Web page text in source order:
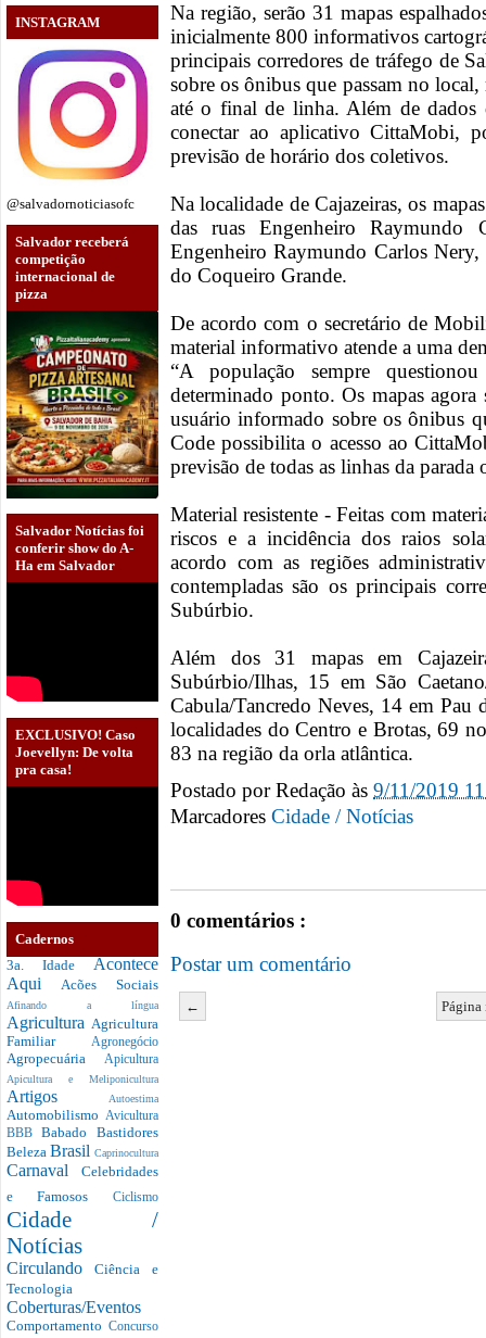
INSTAGRAM
@salvadornoticiasofc
Salvador receberá
competição
internacional de
pizza
Salvador Notícias foi
conferir show do A-
Ha em Salvador
EXCLUSIVO! Caso
Joevellyn: De volta
pra casa!
Cadernos
3a. Idade Acontece
Aqui Acões Sociais
Afinando a língua
Agricultura Agricultura
Familiar Agronegócio
Agropecuária Apicultura
Apicultura e Meliponicultura
Artigos Autoestima
Automobilismo Avicultura
BBBBabado Bastidores
Beleza Brasil Caprinocultura
Carnaval Celebridades
e Famosos Ciclismo
Cidade /
Notícias
CirculandoCiência e
Tecnologia
Coberturas/Eventos
Comportamento Concurso
Na região, serão 31 mapas
inicialmente 800 informativos
principais corredores de tráfego de
sobre os ônibus que passam no
até o final de linha. Além de dados
conectar ao aplicativo CittaMobi,
previsão de horário dos coletivos.
Na localidade de Cajazeiras, os
das ruas Engenheiro Raymundo
Engenheiro Raymundo Carlos
do Coqueiro Grande.
De acordo com o secretário de
material informativo atende a uma
“A população sempre
determinado ponto. Os mapas agora
usuário informado sobre os ônibus
Code possibilita o acesso ao
previsão de todas as linhas da parada
Material resistente - Feitas com
riscos e a incidência dos raios
acordo com as regiões
contempladas são os principais
Subúrbio.
Além dos 31 mapas em
Subúrbio/Ilhas, 15 em São
Cabula/Tancredo Neves, 14 em
localidades do Centro e Brotas, 69
83 na região da orla atlântica.
Postado porRedação às 9/11/2019
Marcadores Cidade / Notícias
0 comentários :
Postar um comentário
←